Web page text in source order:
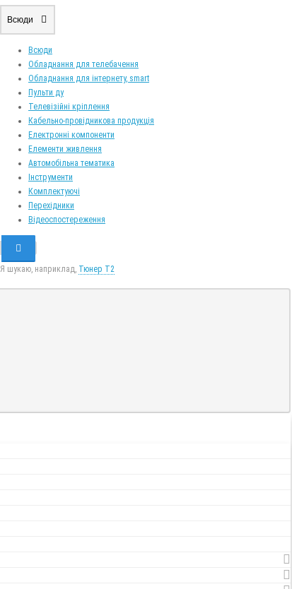
Всюди
Всюди
Обладнання для телебачення
Обладнання для інтернету, smart
Пульти ду
Телевізійні кріплення
Кабельно-провідникова продукція
Електронні компоненти
Елементи живлення
Автомобільна тематика
Інструменти
Комплектуючі
Перехідники
Відеоспостереження
Я шукаю, наприклад, Тюнер T2